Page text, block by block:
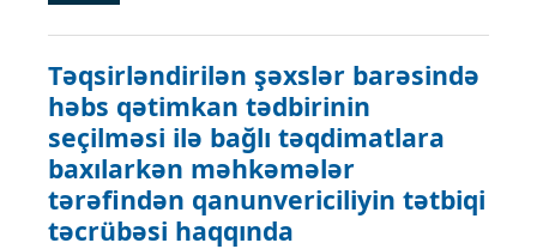
Təqsirləndirilən şəxslər barəsində
həbs qətimkan tədbirinin
seçilməsi ilə bağlı təqdimatlara
baxılarkən məhkəmələr
tərəfindən qanunvericiliyin tətbiqi
təcrübəsi haqqında